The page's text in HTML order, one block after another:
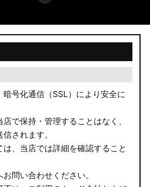
号化通信（SSL）により安全に
で保持・管理することはなく、
されます。
、当店では詳細を確認すること
問い合わせください。